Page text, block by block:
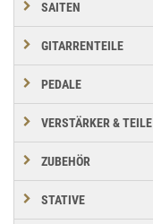
SAITEN
GITARRENTEILE
PEDALE
VERSTÄRKER & TEILE
ZUBEHÖR
STATIVE